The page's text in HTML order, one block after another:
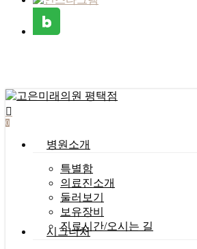
content
search
0
병원소개
특별함
의료진소개
둘러보기
보유장비
진료시간/오시는 길
시그니처